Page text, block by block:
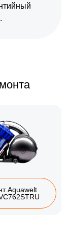
Aquawelt